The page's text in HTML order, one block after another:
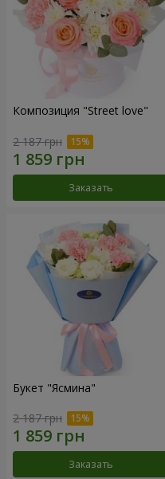
Композиция "Street love"
2 187 грн
Заказать
Букет "Ясмина"
2 187 грн
Заказать